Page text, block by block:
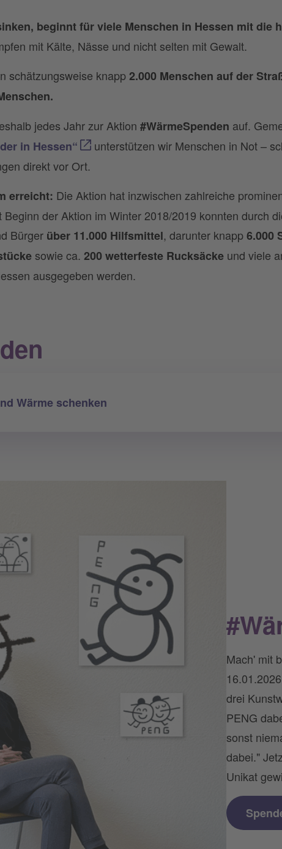
beginnt für viele Menschen in Hessen mit die
mit Kälte, Nässe und nicht selten mit Gewalt.
schätzungsweise knapp2.000 Menschen auf der
jedes Jahr zur Aktion #WärmeSpenden auf.
in Hessen“
unterstützen wir Menschen in Not –
direkt vor Ort.
erreicht: Die Aktion hat inzwischen zahlreiche
der Aktion im Winter 2018/2019 konnten durch
Bürger über 11.000 Hilfsmittel, darunter knapp6.000
sowie ca. 200 wetterfeste Rucksäcke und viele
ausgegeben werden.
Wärme schenken
Mach' mit
drei
PENG
sonst
dabei."
Unikat